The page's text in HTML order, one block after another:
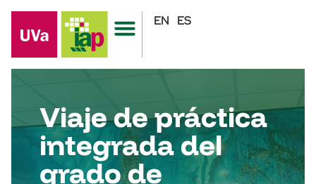
EN ES
Viaje de práctica
integrada del
grado de